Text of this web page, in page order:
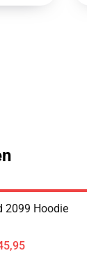
2099 Hoodie